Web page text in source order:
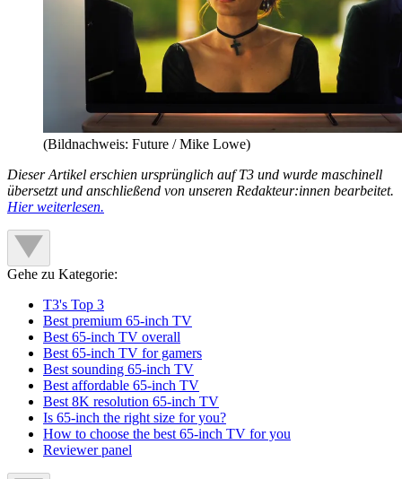
(Bildnachweis: Future / Mike Lowe)
Dieser Artikel erschien ursprünglich auf T3 und wurde maschinell
übersetzt und anschließend von unseren Redakteur:innen bearbeitet.
Hier weiterlesen.
Gehe zu Kategorie:
T3's Top 3
Best premium 65-inch TV
Best 65-inch TV overall
Best 65-inch TV for gamers
Best sounding 65-inch TV
Best affordable 65-inch TV
Best 8K resolution 65-inch TV
Is 65-inch the right size for you?
How to choose the best 65-inch TV for you
Reviewer panel